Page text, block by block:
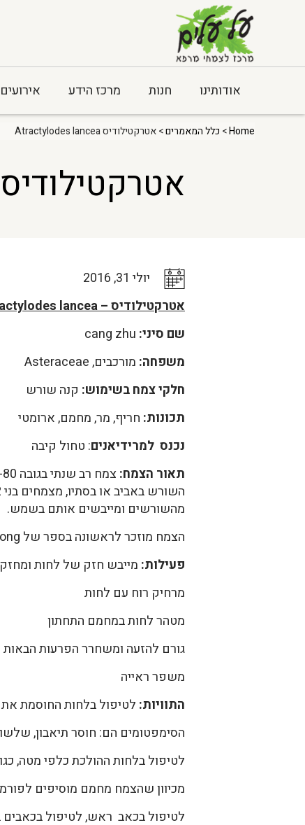
אודותינו חנות מרכז הידע
Home
> כלל המאמרים> אטרקטילודיס Atractylodes lancea
אטרקטילודיס Atractylodes lancea
יולי 31, 2016
אטרקטילודיס – Atractylodes lancea
שם סיני:
משפחה: מורכבים, Asteraceae
חלקי צמח בשימוש: קנה שורש
תכונות: חריף, מר, מחמם, ארומטי
נכנס למרידיאנים: טחול קיבה
תאור הצמח:
מהשורשים ומייבשים אותם בשמש.
הצמח מוזכר לראשונה בספר של Shen Nong.
פעילות: מייבש חזק של לחות
מרחיק רוח עם לחות
מטהר לחות במחמם התחתון
גורם להזעה ומשחרר הפרעות הבאות
משפר ראייה
התוויות: לטיפול בלחות החוסמת
הסימפטומים הם: חוסר תיאבון,
לטיפול בלחות ההולכת כלפי מטה,
מכיוון שהצמח מחמם מוסיפים
לטיפול בכאב ראש, לטיפול בכאבים